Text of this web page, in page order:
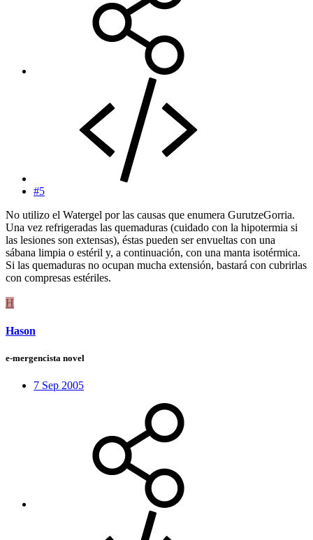
#5
No utilizo el Watergel por las causas que enumera GurutzeGorria.
Una vez refrigeradas las quemaduras (cuidado con la hipotermia si
las lesiones son extensas), éstas pueden ser envueltas con una
sábana limpia o estéril y, a continuación, con una manta isotérmica.
Si las quemaduras no ocupan mucha extensión, bastará con cubrirlas
con compresas estériles.
H
Hason
e-mergencista novel
7 Sep 2005